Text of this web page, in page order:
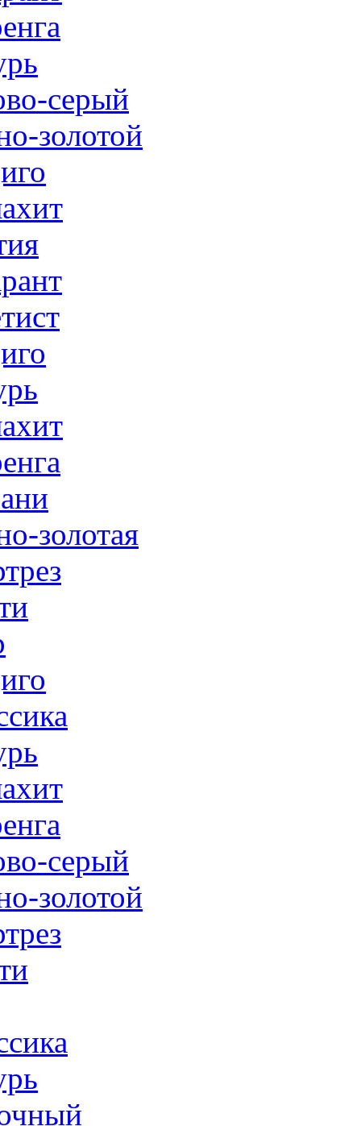
серый
золотой
золотая
серый
золотой